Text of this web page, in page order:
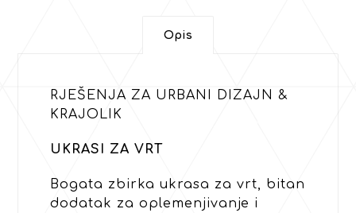
Opis
RJEŠENJA ZA URBANI DIZAJN &
KRAJOLIK
UKRASI ZA VRT
Bogata zbirka ukrasa za vrt, bitan
dodatak za oplemenjivanje i